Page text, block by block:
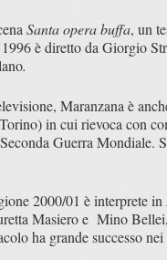
Santa opera buffa, un
è diretto da Giorgio
.
Maranzana è
in cui rievoca con
Guerra Mondiale.
2000/01 è interprete in
Masiero e Mino
ha grande successo